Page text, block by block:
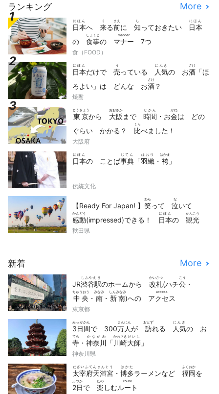
ランキング More
日本
にほん
へ 来
く
る前
まえ
に 知
し
っておきたい 日本
にほん
の 食事
しょくじ
の マナー
manner
7つ
食（FOOD）
日本
にほん
だけで 売
う
っている 人気
にんき
の お酒
さけ
「ほ
ろよい」は どんな お酒
さけ
？
焼酎
東京
とうきょう
から 大阪
おおさか
まで 時間
じかん
・お金
かね
は どの
ぐらい かかる？
比
くら
べました！
大阪府
日本
にほん
の ことば事典
じてん
「羽織
はおり
・ 袴
はかま
」
伝統文化
【Ready For Japan! 】 笑
わら
って 泣
な
いて
感動
かんどう
(impressed)できる！ 日本
にほん
の 観光
かんこう
動画
どうが
10
秋田県
新着 More
JR渋谷駅
しぶやえき
のホームから 改札
かいさつ
(ハチ公
こう
・
中央
ちゅうおう
・ 南
みなみ
・ 新南
しんみなみ
)への アクセス
access
東京都
3日間
みっかかん
で 300万人
まんにん
が 訪
おとず
れる 人気
にんき
の お
寺
てら
・ 神奈川
かながわ
「 川崎
かわさき
大師
だいし
」
神奈川県
太宰府天満宮
だざいふてんまんぐう
・ 博多
はかた
ラーメンなど 福岡
ふくおか
を
2日
ふつか
で 楽
たの
しむルート
route